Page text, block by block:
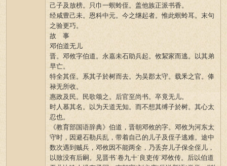
己子及放榜。只巾一螟蛉侄。盖他族正派书香。
经咸豊己未。恩科中元。今之继起者。惟此螟蛉耳。末句
之验更巧。
故 事
邓伯道无儿
晋。邓攸字伯道。永嘉未石助兵起。攸絜家而逃。以其弟
早亡。
特全其侄。系其子於树而去。为吴郡太守。载釆之官。俸
禄无所收。
惠政及民。民歌颂之。后官至尚书。卒竟无儿。
时人慕其名。以为天道无知。而不想其缚子於树。其心太
忍也。
《教育部国语辞典》伯道，晋朝邓攸的字。邓攸为河东太
守时，因避石勒兵乱，带着自己的儿子及侄子逃难。途中
数次遇到贼兵，邓攸因不能两全，乃丢弃儿子保全侄儿，
以致没有后嗣。见晋书˙卷九十˙良吏传˙邓攸传。后以伯道